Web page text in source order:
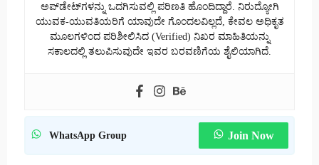
ಅಪ್‌ಡೇಟ್‌ಗಳನ್ನು ಒದಗಿಸುವಲ್ಲಿ ಪರಿಣತಿ ಹೊಂದಿದ್ದಾರೆ. ನಿರುದ್ಯೋಗಿ
ಯುವಕ-ಯುವತಿಯರಿಗೆ ಯಾವುದೇ ಗೊಂದಲವಿಲ್ಲದೆ, ಕೇವಲ ಅಧಿಕೃತ
ಮೂಲಗಳಿಂದ ಪರಿಶೀಲಿಸಿದ (Verified) ನಿಖರ ಮಾಹಿತಿಯನ್ನು
ಸಕಾಲದಲ್ಲಿ ತಲುಪಿಸುವುದೇ ಇವರ ಬರವಣಿಗೆಯ ಶೈಲಿಯಾಗಿದೆ.
WhatsApp Group Join Now